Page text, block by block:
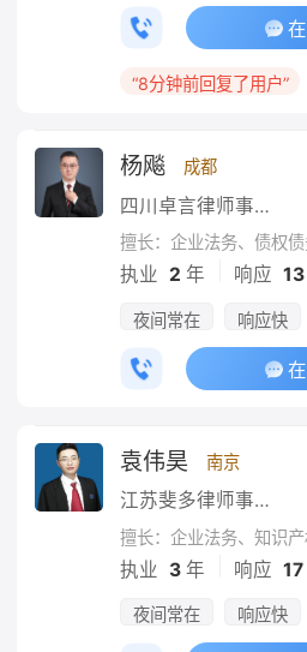
“8分钟前回复了用户”
杨飚 成都
四川卓言律师事务所
擅长：企业法务、债权
执业 2 年 响应 13
夜间常在 响应快
袁伟昊 南京
江苏斐多律师事务所
擅长：企业法务、知识
执业 3 年 响应 17
夜间常在 响应快